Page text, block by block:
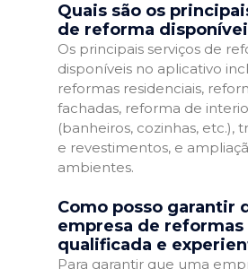
Quais são os
de reforma
Os principais serviços de
disponíveis no aplicativo
reformas residenciais,
fachadas, reforma de
(banheiros, cozinhas, etc.),
e revestimentos, e
ambientes.
Como posso garantir
empresa de reformas
qualificada e
Para garantir que uma